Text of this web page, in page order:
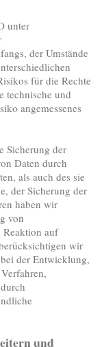
unter
der Umstände
für die Rechte
technische und
angemessenes
Sicherung der
Daten durch
als auch des sie
der Sicherung der
haben wir
von
Reaktion auf
wir
der Entwicklung,
und